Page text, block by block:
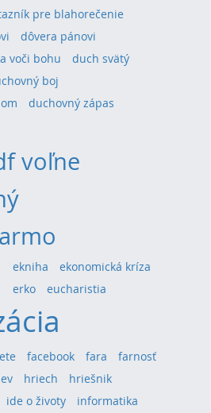
pre blahorečenie
dôvera pánovi
voči bohu
duch svätý
boj
duchovný zápas
voľne
ekniha
ekonomická kríza
erko
eucharistia
facebook fara
farnosť
hriech
hriešnik
ide o životy informatika